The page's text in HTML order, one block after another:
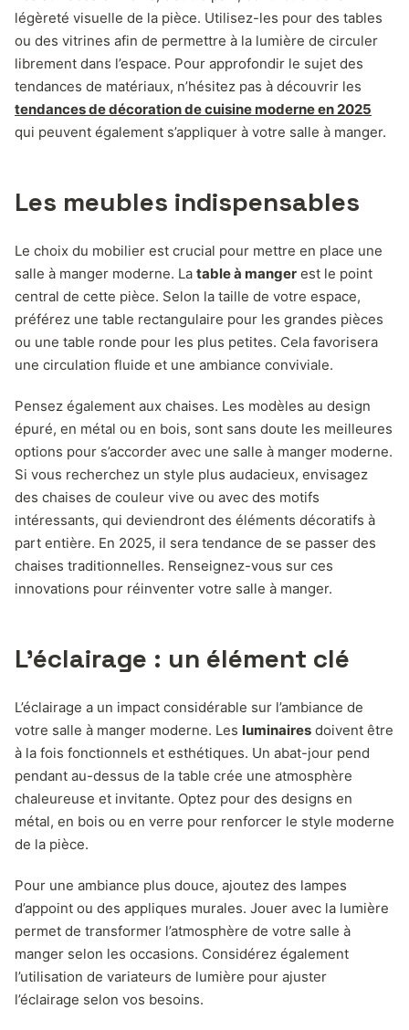
légèreté visuelle de la pièce. Utilisez-les pour des tables
ou des vitrines afin de permettre à la lumière de circuler
librement dans l’espace. Pour approfondir le sujet des
tendances de matériaux, n’hésitez pas à découvrir les
tendances de décoration de cuisine moderne en 2025
qui peuvent également s’appliquer à votre salle à manger.
Les meubles indispensables
Le choix du mobilier est crucial pour mettre en place une
salle à manger moderne. La table à manger est le point
central de cette pièce. Selon la taille de votre espace,
préférez une table rectangulaire pour les grandes pièces
ou une table ronde pour les plus petites. Cela favorisera
une circulation fluide et une ambiance conviviale.
Pensez également aux chaises. Les modèles au design
épuré, en métal ou en bois, sont sans doute les meilleures
options pour s’accorder avec une salle à manger moderne.
Si vous recherchez un style plus audacieux, envisagez
des chaises de couleur vive ou avec des motifs
intéressants, qui deviendront des éléments décoratifs à
part entière. En 2025, il sera tendance de se passer des
chaises traditionnelles. Renseignez-vous sur ces
innovations pour réinventer votre salle à manger.
L’éclairage : un élément clé
L’éclairage a un impact considérable sur l’ambiance de
votre salle à manger moderne. Les luminaires doivent être
à la fois fonctionnels et esthétiques. Un abat-jour pend
pendant au-dessus de la table crée une atmosphère
chaleureuse et invitante. Optez pour des designs en
métal, en bois ou en verre pour renforcer le style moderne
de la pièce.
Pour une ambiance plus douce, ajoutez des lampes
d’appoint ou des appliques murales. Jouer avec la lumière
permet de transformer l’atmosphère de votre salle à
manger selon les occasions. Considérez également
l’utilisation de variateurs de lumière pour ajuster
l’éclairage selon vos besoins.